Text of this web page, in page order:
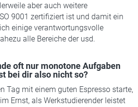
aber auch weitere
9001 zertifiziert ist und damit ein
einige verantwortungsvolle
alle Bereiche der usd.
oft nur monotone Aufgaben
bei dir also nicht so?
Tag mit einem guten Espresso starte,
Ernst, als Werkstudierender leistet